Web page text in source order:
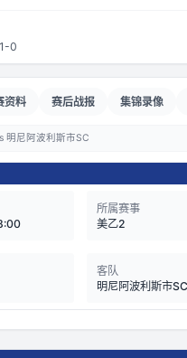
0
资料 赛后战报 集锦录像
明尼阿波利斯市SC
所属赛事
美乙2
客队
明尼阿波利斯市SC